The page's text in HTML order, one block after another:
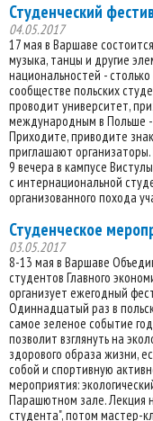
Студенческий
04.05.2017
17 мая в Варшаве
музыка, танцы и другие
национальностей -
сообществе польских
проводит университет,
международным в Польше -
Приходите, приводите
приглашают
9 вечера в кампусе
с интернациональной
организованного похода
Студенческое
03.05.2017
8-13 мая в Варшаве
студентов Главного
организует ежегодный
Одиннадцатый раз в
самое зеленое событие
позволит взглянуть на
здорового образа жизни,
собой и спортивную
мероприятия:
Парашютном зале. Лекция
студента", потом мастер-